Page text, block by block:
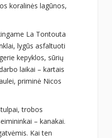
koralinės lagūnos,
La Tontouta
lygūs asfaltuoti
kepyklos, sūrių
laikai – kartais
priminė Nicos
trobos
– kanakai.
Kai ten